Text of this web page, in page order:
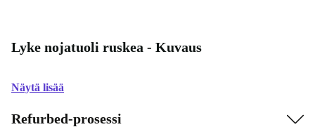
Lyke nojatuoli ruskea - Kuvaus
Näytä lisää
Refurbed-prosessi